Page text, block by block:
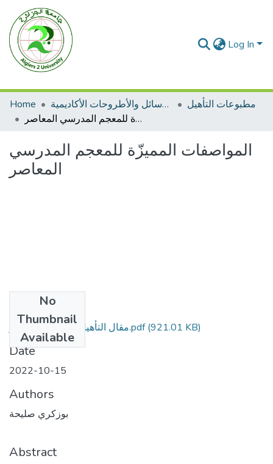
Log In
Home الرسائل والأطروحات الأكاديمية
مطبوعات التأهيل
المواصفات المميزّة للمعجم المدرسي المعاصر
المواصفات المميزّة للمعجم المدرسي
المعاصر
No
Thumbnail
Available
مقال التأهيل الجامعي المنشور.pdf(921.01 KB)
Date
2022-10-15
Authors
بوزكري صليحة
Abstract